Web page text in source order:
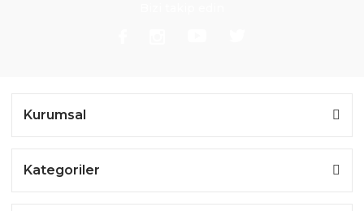
Kurumsal
Kategoriler